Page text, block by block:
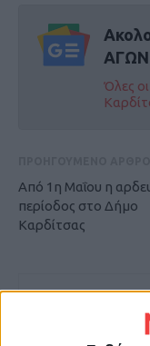
ΑΓΩΝ
Όλες
Από 1η Μαΐου η
περίοδος στο Δήμο
Καρδίτσας